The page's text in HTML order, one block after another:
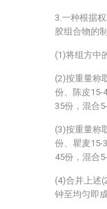
3.一种根据
胶组合物的
(1)将组方中
(2)按重量称
份、陈皮15-
35份，混合
(3)按重量称
份、瞿麦15-
45份，混合
(4)合并上述
钟至均匀即